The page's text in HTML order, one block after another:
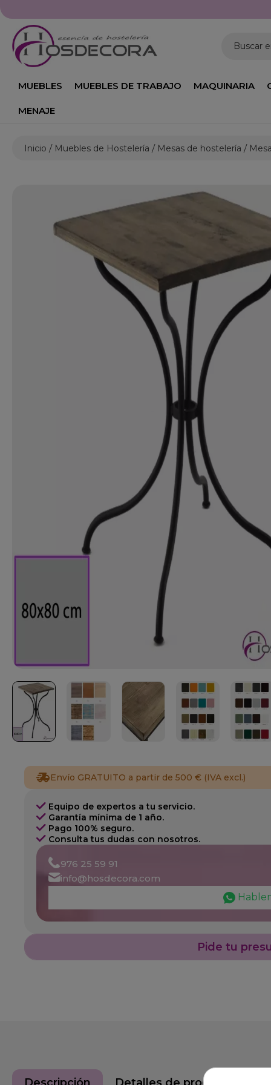
Buscar
MUEBLES MUEBLES DE TRABAJO MAQUINARIA
MENAJE
Inicio Muebles de Hostelería Mesas de hostelería
Envío GRATUITO a partir de 500 € (IVA excl.)
Equipo de expertos a tu servicio.
Garantía mínima de 1 año.
Pago 100% seguro.
Consulta tus dudas con nosotros.
976 25 59 91
info@hosdecora.com
Pide tu